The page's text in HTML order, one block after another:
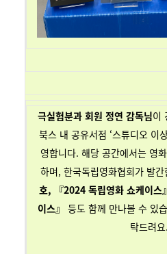
극실험분과 회원 정연 감독님이
북스 내 공유서점 ‘스튜디오 이
영합니다. 해당 공간에서는 영
하며, 한국독립영화협회가 발간
호, 『2024 독립영화 쇼케이
이스』 등도 함께 만나볼 수 있
탁드려